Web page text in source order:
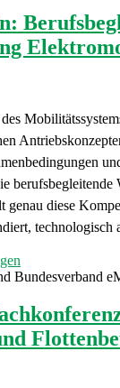
genau diese
Bundesverband